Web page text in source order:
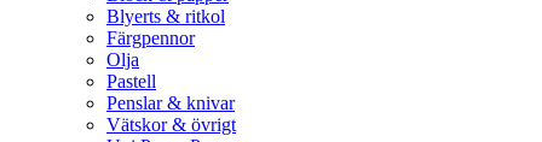
Blyerts & ritkol
Färgpennor
Olja
Pastell
Penslar & knivar
Vätskor & övrigt